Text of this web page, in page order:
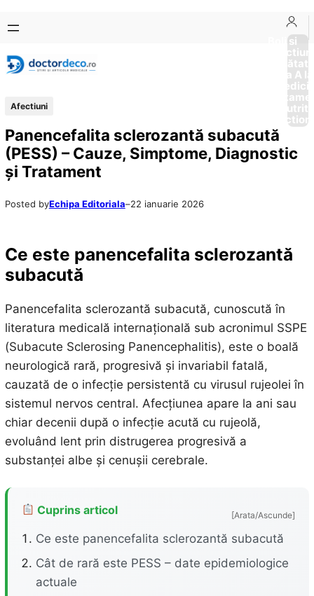
conținut
content
Boli si
Afectiuni
Sănătate
de la A
Afectiuni
Panencefalita sclerozantă subacută
(PESS) – Cauze, Simptome, Diagnostic
și Tratament
Posted byEchipa Editoriala–22 ianuarie 2026
Ce este panencefalita sclerozantă
subacută
Panencefalita sclerozantă subacută, cunoscută în
literatura medicală internațională sub acronimul SSPE
(Subacute Sclerosing Panencephalitis), este o boală
neurologică rară, progresivă și invariabil fatală,
cauzată de o infecție persistentă cu virusul rujeolei în
sistemul nervos central. Afecțiunea apare la ani sau
chiar decenii după o infecție acută cu rujeolă,
evoluând lent prin distrugerea progresivă a
substanței albe și cenușii cerebrale.
Cuprins articol [Arata/Ascunde]
Ce este panencefalita sclerozantă subacută
Cât de rară este PESS – date epidemiologice
actuale